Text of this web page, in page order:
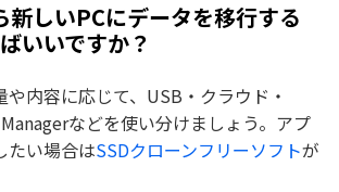
新しいPCにデータを移行する
いいですか？
内容に応じて、USB・クラウド・
などを使い分けましょう。アプ
たい場合はSSDクローンフリーソフトが